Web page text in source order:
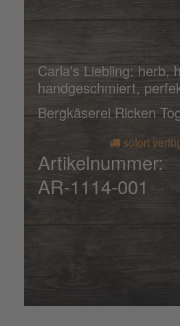
Hochmoor
Carla's Liebling: herb,
handgeschmiert,
Bergkäserei Ricken
sofort
Artikelnummer:
AR-1114-001